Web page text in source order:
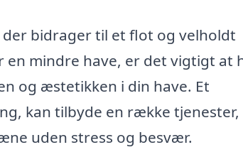
der bidrager til et flot og velholdt
mindre have, er det vigtigt at
og æstetikken i din have. Et
kan tilbyde en række tjenester,
uden stress og besvær.